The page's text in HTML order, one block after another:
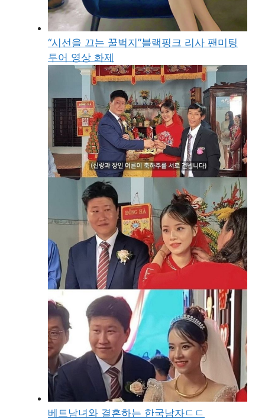
“시선을 끄는 꿀벅지”블랙핑크 리사 팬미팅
투어 영상 화제
베트남녀와 결혼하는 한국남자ㄷㄷ